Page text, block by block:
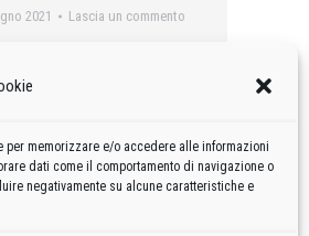
memorizzare e/o accedere alle informazioni
dati come il comportamento di navigazione o
negativamente su alcune caratteristiche e
2021 Lascia un commento
– Belgio. 50.000